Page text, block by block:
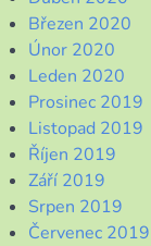
Březen 2020
Únor 2020
Leden 2020
Prosinec 2019
Listopad 2019
Říjen 2019
Září 2019
Srpen 2019
Červenec 2019